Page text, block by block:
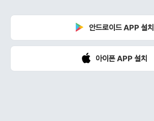
안드로이드 APP 설치
아이폰 APP 설치